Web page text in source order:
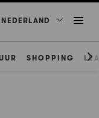
NEDERLAND
SHOPPING